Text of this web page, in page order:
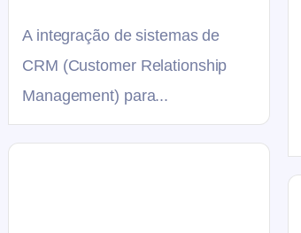
A integração de sistemas de
CRM (Customer Relationship
Management) para...